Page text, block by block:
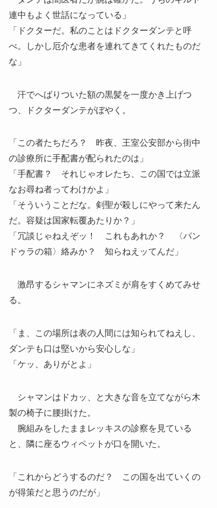
連中もよく世話になっている」
「ドクターだ。私のことはドクターダンテと呼
べ。しかし厄介な患者を連れてきてくれたものだ
な」
汗でへばりついた額の黒髪を一度かき上げつ
つ、ドクターダンテがぼやく。
「この者たちだろ？ 昨夜、王室公安部から街中
の診療所に手配書が配られたのは」
「手配書？ それじゃオレたち、この国では立派
なお尋ね者ってわけかよ」
「そういうことだな。剣聖が殺しにやって来たん
だ。容疑は国家転覆あたりか？」
「冗談じゃねえぞッ！ これもあれか？ 〈パン
ドゥラの箱〉絡みか？ 知らねえッてんだ」
激昂するシャマンにネズミが肩をすくめてみせ
る。
「ま、この場所は表の人間には知られてねえし、
ダンテも口は堅いから安心しな」
「ケッ、ありがとよ」
シャマンはドカッ、と大きな音を立てながら木
製の椅子に腰掛けた。
腕組みをしたままレッキスの診察を見ている
と、隣に座るウィペットが口を開いた。
「これからどうするのだ？ この国を出ていくの
が得策だと思うのだが」